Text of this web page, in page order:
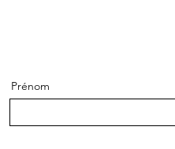
Prénom